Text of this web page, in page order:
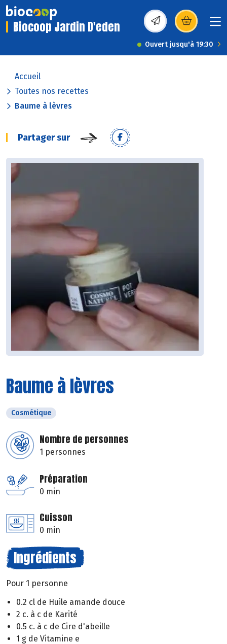
Biocoop Jardin D'eden (s’ouvre dans une
Ouvert jusqu'à 19:30
Accueil
Toutes nos recettes
Baume à lèvres
Partager sur
Baume à lèvres
Cosmétique
Nombre de personnes
1 personnes
Préparation
0 min
Cuisson
0 min
Ingrédients
Pour 1 personne
0.2 cl de Huile amande douce
2 c. à c de Karité
0.5 c. à c de Cire d'abeille
1 g de Vitamine e